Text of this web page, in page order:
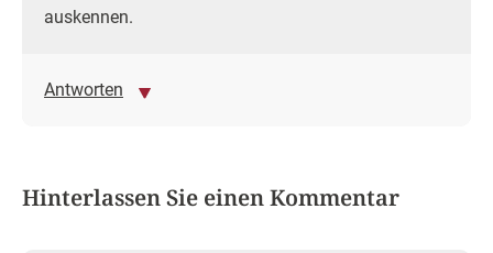
auskennen.
Antworten
Hinterlassen Sie einen Kommentar